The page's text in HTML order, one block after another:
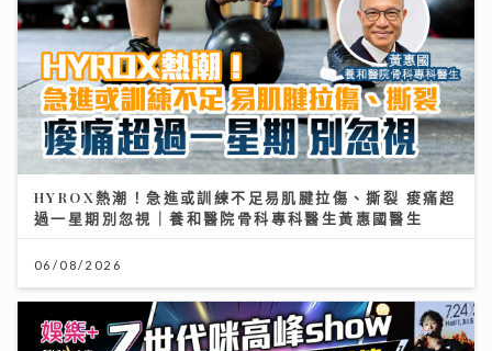
HYROX熱潮！急進或訓練不足易肌腱拉傷、撕裂 痠痛超
過一星期別忽視｜養和醫院骨科專科醫生黃惠國醫生
06/08/2026